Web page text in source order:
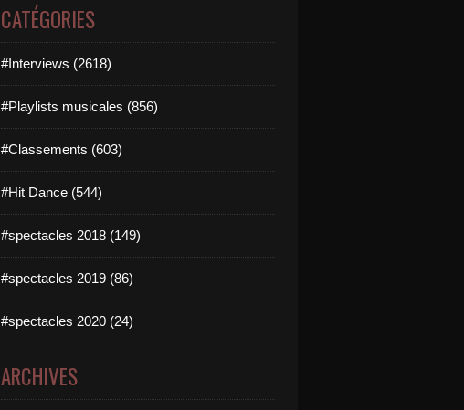
CATÉGORIES
#Interviews (2618)
#Playlists musicales (856)
#Classements (603)
#Hit Dance (544)
#spectacles 2018 (149)
#spectacles 2019 (86)
#spectacles 2020 (24)
ARCHIVES